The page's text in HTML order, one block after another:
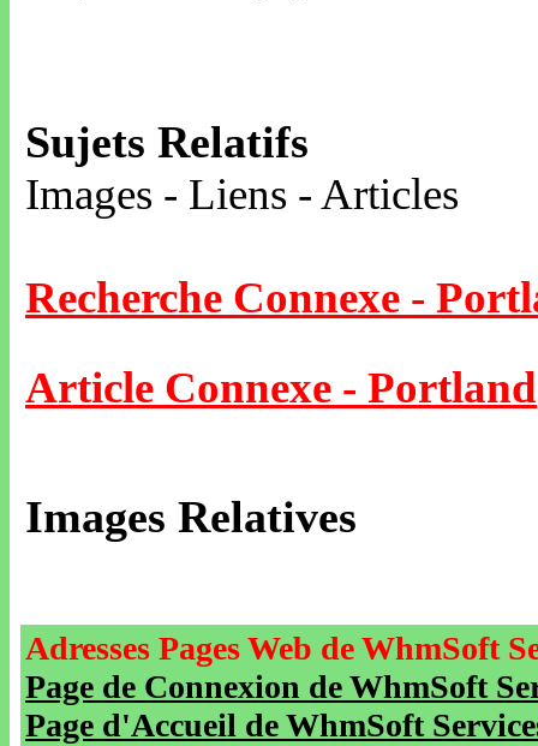
Sujets Relatifs
Images - Liens - Articles
Recherche Connexe -
Article Connexe - Portland
Images Relatives
Adresses Pages Web de WhmSoft
Page de Connexion de WhmSoft
Page d'Accueil de WhmSoft